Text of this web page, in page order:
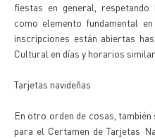
fiestas en general,
como elemento fundamental
inscripciones están abiertas
Cultural en días y horarios
Tarjetas navideñas
En otro orden de cosas,
para el Certamen de Tarjetas